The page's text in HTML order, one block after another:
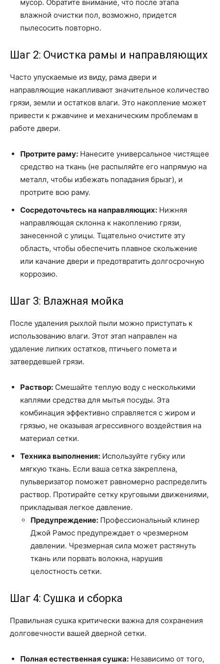
мусор. Обратите внимание, что после этапа
влажной очистки пол, возможно, придется
пылесосить повторно.
Шаг 2: Очистка рамы и направляющих
Часто упускаемые из виду, рама двери и
направляющие накапливают значительное количество
грязи, земли и остатков влаги. Это накопление может
привести к ржавчине и механическим проблемам в
работе двери.
Протрите раму: Нанесите универсальное чистящее
средство на ткань (не распыляйте его напрямую на
металл, чтобы избежать попадания брызг), и
протрите всю раму.
Сосредоточьтесь на направляющих: Нижняя
направляющая склонна к накоплению грязи,
занесенной с улицы. Тщательно очистите эту
область, чтобы обеспечить плавное скольжение
или качание двери и предотвратить долгосрочную
коррозию.
Шаг 3: Влажная мойка
После удаления рыхлой пыли можно приступать к
использованию влаги. Этот этап направлен на
удаление липких остатков, птичьего помета и
затвердевшей грязи.
Раствор: Смешайте теплую воду с несколькими
каплями средства для мытья посуды. Эта
комбинация эффективно справляется с жиром и
грязью, не оказывая агрессивного воздействия на
материал сетки.
Техника выполнения: Используйте губку или
мягкую ткань. Если ваша сетка закреплена,
пульверизатор поможет равномерно распределить
раствор. Протирайте сетку круговыми движениями,
прикладывая легкое давление.
Предупреждение: Профессиональный клинер
Джой Рамос предупреждает о чрезмерном
давлении. Чрезмерная сила может растянуть
ткань или порвать волокна, нарушив
целостность сетки.
Шаг 4: Сушка и сборка
Правильная сушка критически важна для сохранения
долговечности вашей дверной сетки.
Полная естественная сушка: Независимо от того,